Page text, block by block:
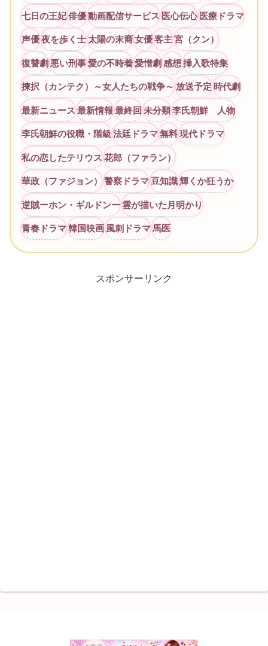
七日の王妃 俳優 動画配信サービス 医心伝心 医療ドラマ
声優 夜を歩く士 太陽の末裔 女優 客主 宮（クン）
復讐劇 悪い刑事 愛の不時着 愛憎劇 感想 挿入歌特集
揀択（カンテク）～女人たちの戦争～ 放送予定 時代劇
最新ニュース 最新情報 最終回 未分類 李氏朝鮮 人物
李氏朝鮮の役職・階級 法廷ドラマ 無料 現代ドラマ
私の恋したテリウス 花郎（ファラン）
華政（ファジョン） 警察ドラマ 豆知識 輝くか狂うか
逆賊ーホン・ギルドンー 雲が描いた月明かり
青春ドラマ 韓国映画 風刺ドラマ 馬医
スポンサーリンク